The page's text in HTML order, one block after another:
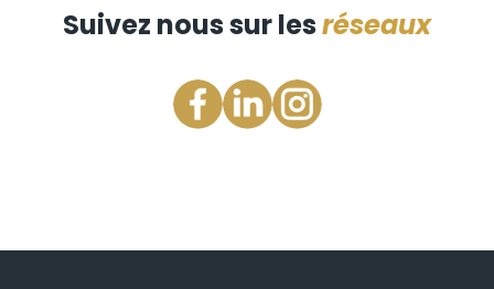
Suivez nous sur lesréseaux